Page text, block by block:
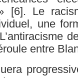
[6]. Le
une
entre